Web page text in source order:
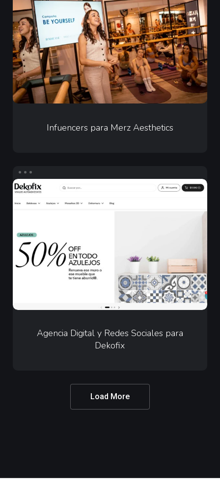
Merz
Aesthetics
para
Infuencers para Merz Aesthetics
Agencia
Digital
Sociales
para
Digital
y
Agencia Digital y Redes Sociales para
Dekofix
Load More